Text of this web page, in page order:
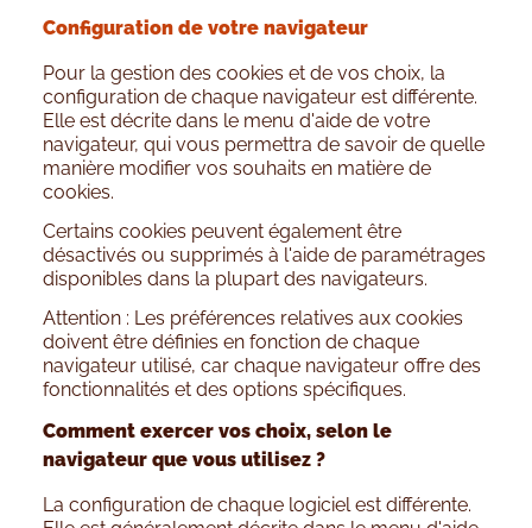
Configuration de votre navigateur
Pour la gestion des cookies et de vos choix, la
configuration de chaque navigateur est différente.
Elle est décrite dans le menu d'aide de votre
navigateur, qui vous permettra de savoir de quelle
manière modifier vos souhaits en matière de
cookies.
Certains cookies peuvent également être
désactivés ou supprimés à l'aide de paramétrages
disponibles dans la plupart des navigateurs.
Attention : Les préférences relatives aux cookies
doivent être définies en fonction de chaque
navigateur utilisé, car chaque navigateur offre des
fonctionnalités et des options spécifiques.
Comment exercer vos choix, selon le
navigateur que vous utilisez ?
La configuration de chaque logiciel est différente.